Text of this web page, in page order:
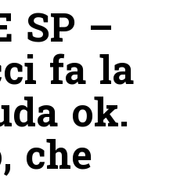
SP –
fa la
ok.
che